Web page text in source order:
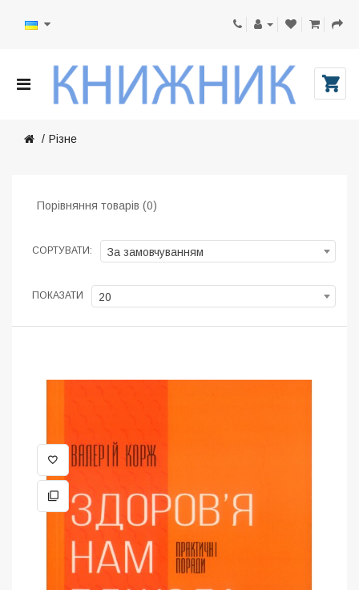
Різне
Порівняння товарів (0)
СОРТУВАТИ: За замовчуванням
ПОКАЗАТИ 20